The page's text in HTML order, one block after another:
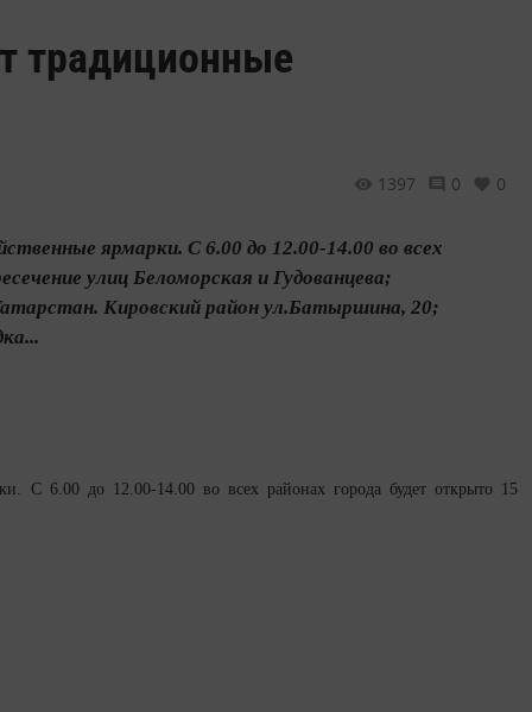
традиционные
1397 0 0
ярмарки. С 6.00 до 12.00-14.00 во всех
улиц Беломорская и Гудованцева;
Кировский район ул.Батыршина, 20;
С 6.00 до 12.00-14.00 во всех районах города будет открыто 15